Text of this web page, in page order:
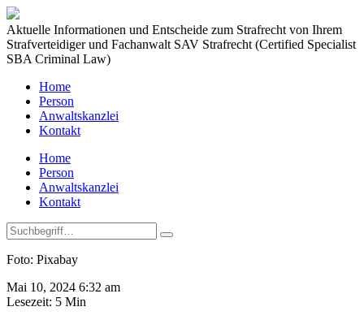
Aktuelle Informationen und Entscheide zum Strafrecht von Ihrem
Strafverteidiger und Fachanwalt SAV Strafrecht (Certified Specialist
SBA Criminal Law)
Home
Person
Anwaltskanzlei
Kontakt
Home
Person
Anwaltskanzlei
Kontakt
Foto: Pixabay
Mai 10, 2024 6:32 am
Lesezeit: 5 Min